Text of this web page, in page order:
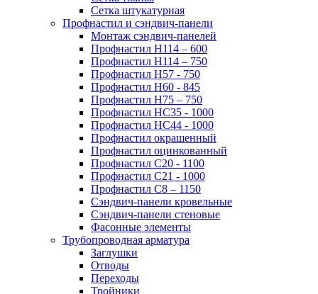
Сетка штукатурная
Профнастил и сэндвич-панели
Монтаж сэндвич-панелей
Профнастил Н114 – 600
Профнастил Н114 – 750
Профнастил Н57 - 750
Профнастил Н60 - 845
Профнастил Н75 – 750
Профнастил НС35 - 1000
Профнастил НС44 - 1000
Профнастил окрашенный
Профнастил оцинкованный
Профнастил С20 - 1100
Профнастил С21 - 1000
Профнастил С8 – 1150
Сэндвич-панели кровельные
Сэндвич-панели стеновые
Фасонные элементы
Трубопроводная арматура
Заглушки
Отводы
Переходы
Тройники